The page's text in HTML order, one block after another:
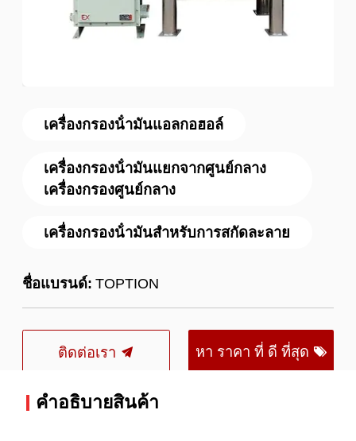
เครื่องกรองน้ํามันแอลกอฮอล์
เครื่องกรองน้ํามันแยกจากศูนย์กลาง
เครื่องกรองศูนย์กลาง
เครื่องกรองน้ํามันสําหรับการสกัดละลาย
ชื่อแบรนด์: TOPTION
ติดต่อเรา หา ราคา ที่ ดี ที่สุด
คําอธิบายสินค้า